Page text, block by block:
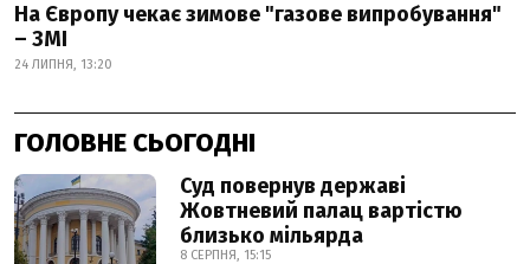
На Європу чекає зимове "газове випробування"
– ЗМІ
24 ЛИПНЯ, 13:20
ГОЛОВНЕ СЬОГОДНІ
Суд повернув державі
Жовтневий палац вартістю
близько мільярда
8 СЕРПНЯ, 15:15